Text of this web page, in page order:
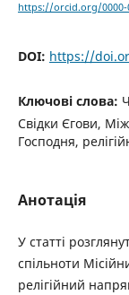
https://orcid.org/0000-
DOI: https://
Ключові слова:
Свідки Єгови,
Господня,
Анотація
У статті
спільноти
релігійний